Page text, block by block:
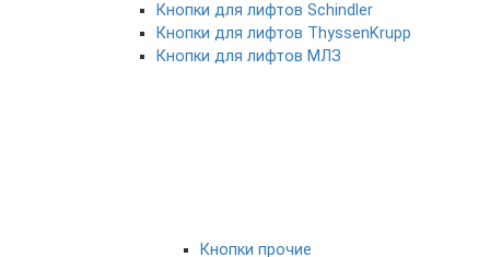
Кнопки для лифтов Schindler
Кнопки для лифтов ThyssenKrupp
Кнопки для лифтов МЛЗ
Кнопки прочие